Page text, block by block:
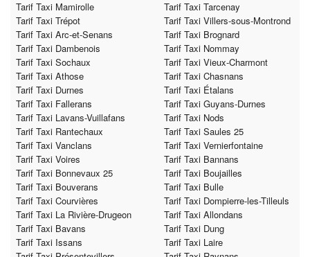
Tarif Taxi Mamirolle
Tarif Taxi Tarcenay
Tarif Taxi Trépot
Tarif Taxi Villers-sous-Montrond
Tarif Taxi Arc-et-Senans
Tarif Taxi Brognard
Tarif Taxi Dambenois
Tarif Taxi Nommay
Tarif Taxi Sochaux
Tarif Taxi Vieux-Charmont
Tarif Taxi Athose
Tarif Taxi Chasnans
Tarif Taxi Durnes
Tarif Taxi Étalans
Tarif Taxi Fallerans
Tarif Taxi Guyans-Durnes
Tarif Taxi Lavans-Vuillafans
Tarif Taxi Nods
Tarif Taxi Rantechaux
Tarif Taxi Saules 25
Tarif Taxi Vanclans
Tarif Taxi Vernierfontaine
Tarif Taxi Voires
Tarif Taxi Bannans
Tarif Taxi Bonnevaux 25
Tarif Taxi Boujailles
Tarif Taxi Bouverans
Tarif Taxi Bulle
Tarif Taxi Courvières
Tarif Taxi Dompierre-les-Tilleuls
Tarif Taxi La Rivière-Drugeon
Tarif Taxi Allondans
Tarif Taxi Bavans
Tarif Taxi Dung
Tarif Taxi Issans
Tarif Taxi Laire